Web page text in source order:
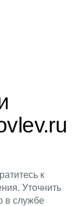
к
Уточнить
в службе